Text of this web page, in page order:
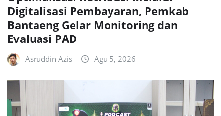
Digitalisasi Pembayaran, Pemkab
Bantaeng Gelar Monitoring dan
Evaluasi PAD
Asruddin Azis Agu 5, 2026